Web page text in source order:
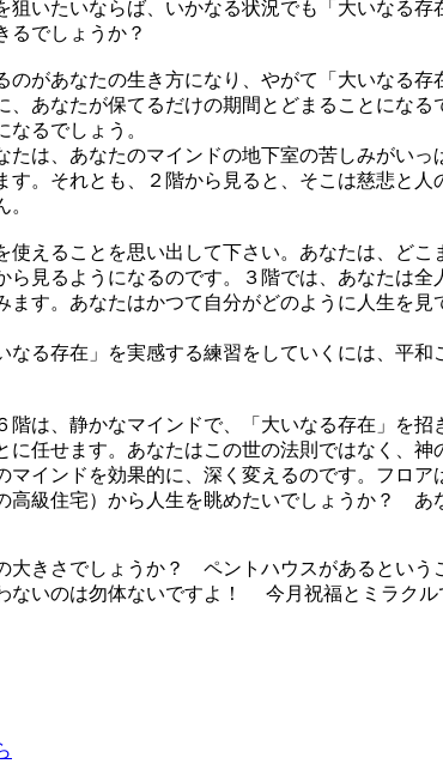
狙いたいならば、いかなる状況でも「大いなる
きるでしょうか？
のがあなたの生き方になり、やがて「大いなる
、あなたが保てるだけの期間とどまることにな
るでしょう。
たは、あなたのマインドの地下室の苦しみがい
す。それとも、２階から見ると、そこは慈悲と
使えることを思い出して下さい。あなたは、ど
ら見るようになるのです。３階では、あなたは
ます。あなたはかつて自分がどのように人生を
なる存在」を実感する練習をしていくには、平
階は、静かなマインドで、「大いなる存在」を
に任せます。あなたはこの世の法則ではなく、
マインドを効果的に、深く変えるのです。フロ
高級住宅）から人生を眺めたいでしょうか？
大きさでしょうか？ ペントハウスがあるとい
ないのは勿体ないですよ！ 今月祝福とミラクル